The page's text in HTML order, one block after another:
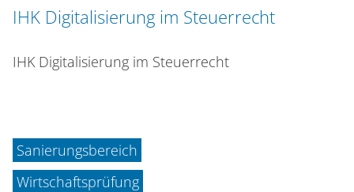
IHK Digitalisierung im Steuerrecht
IHK Digitalisierung im Steuerrecht
Sanierungsbereich
Wirtschaftsprüfung